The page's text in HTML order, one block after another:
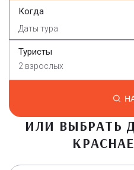
Когда
Туристы
2 взрослых
ИЛИ ВЫБРАТЬ